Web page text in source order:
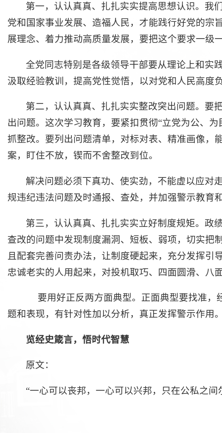
第一，认认真真、扎扎实实提高思想认识。我
党和国家事业发展、造福人民，才能践行好党的宗
展理念、着力推动高质量发展，要把这个要求一级
全党同志特别是各级领导干部要从理论上和实
汲取经验教训，提高党性觉悟，以对党和人民高度
第二，认认真真、扎扎实实整改突出问题。要
出问题。这次学习教育，要紧扣贯彻“立党为公、
抓整改。要列出问题清单，对标对表、精准画像，
案，盯住不放，锲而不舍整改到位。
解决问题必须下真功、使实劲，不能虚以应对
规违纪违法问题及时通报、查处，并加强警示教育
第三，认认真真、扎扎实实立好制度规矩。政
查改的问题中发现制度漏洞、短板、弱项，切实把
且配套完善问责办法，让制度硬起来，充分发挥
忠诚老实的人用起来，对投机取巧、四面圆滑、八
要用好正反两方面典型。正面典型要找准，
题和表现，有针对性加以分析，真正发挥警示作用
览经史箴言，悟时代智慧
原文：
“一心可以丧邦，一心可以兴邦，只在公私之间